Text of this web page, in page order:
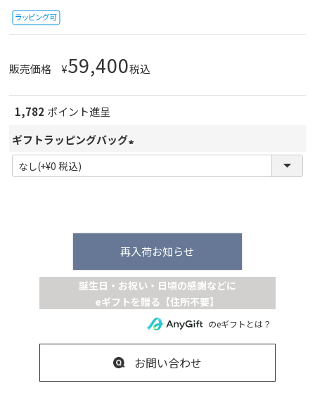
販売価格 ¥59,400税込
1,782 ポイント進呈
ギフトラッピングバッグ
必
再入荷お知らせ
のeギフトとは？
お問い合わせ